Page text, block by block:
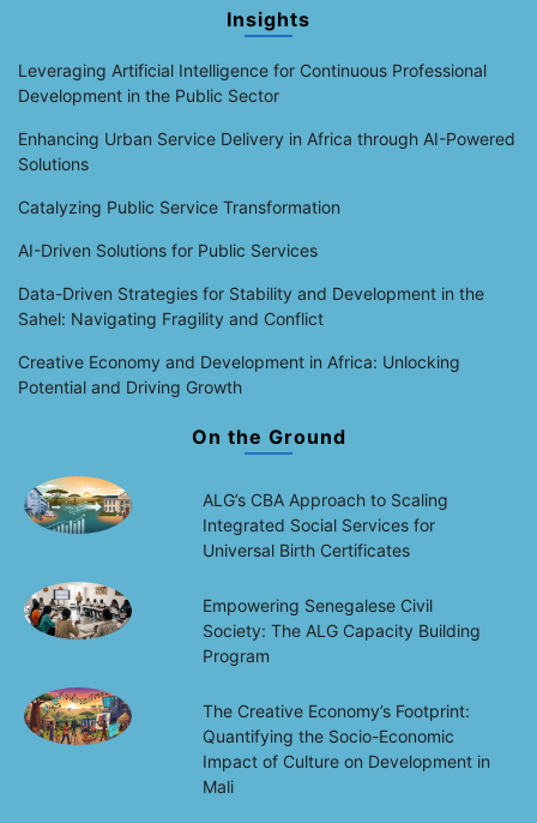
Insights
Leveraging Artificial Intelligence for Continuous Professional
Development in the Public Sector
Enhancing Urban Service Delivery in Africa through AI-Powered
Solutions
Catalyzing Public Service Transformation
AI-Driven Solutions for Public Services
Data-Driven Strategies for Stability and Development in the
Sahel: Navigating Fragility and Conflict
Creative Economy and Development in Africa: Unlocking
Potential and Driving Growth
On the Ground
ALG’s CBA Approach to Scaling
Integrated Social Services for
Universal Birth Certificates
Empowering Senegalese Civil
Society: The ALG Capacity Building
Program
The Creative Economy’s Footprint:
Quantifying the Socio-Economic
Impact of Culture on Development in
Mali